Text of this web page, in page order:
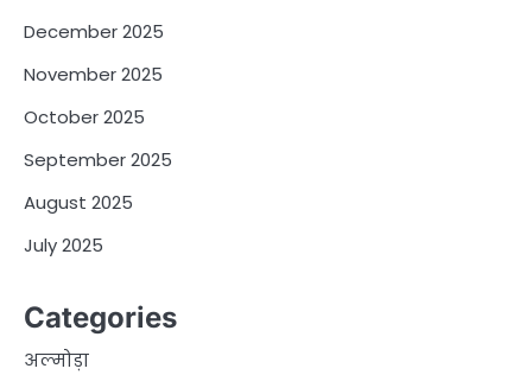
December 2025
November 2025
October 2025
September 2025
August 2025
July 2025
Categories
अल्मोड़ा